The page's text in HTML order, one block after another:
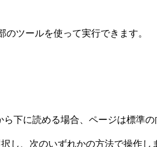
のツールを使って実行できます。
下に読める場合、ページは標準
し、次のいずれかの方法で操作し